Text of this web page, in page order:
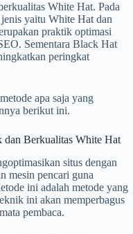
White Hat. Pada
yaitu White Hat dan
praktik optimasi
Sementara Black Hat
peringkat
apa saja yang
berikut ini.
dan Berkualitas White Hat
situs dengan
mesin pencari guna
ini adalah metode yang
ini akan memperbagus
pembaca.